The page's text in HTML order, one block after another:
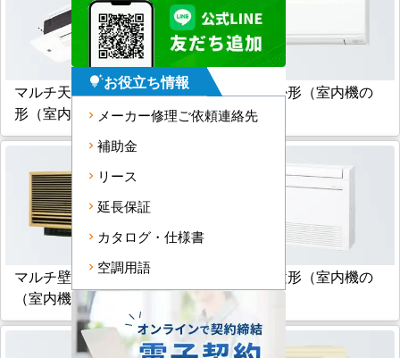
マルチ天井カセット小能力
形（室内機のみ）
マルチ壁掛形（室内機の
み）
マルチ壁埋込形
（室内機のみ）
マルチ床置形（室内機の
み）
tips_and_updatesお役立ち情報
メーカー修理ご依頼連絡先
補助金
リース
延長保証
カタログ・仕様書
空調用語